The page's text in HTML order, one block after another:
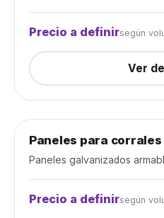
Precio a definirsegún
Ver
Manejo de ganado
Paneles para
Paneles galvanizados
Precio a definirsegún